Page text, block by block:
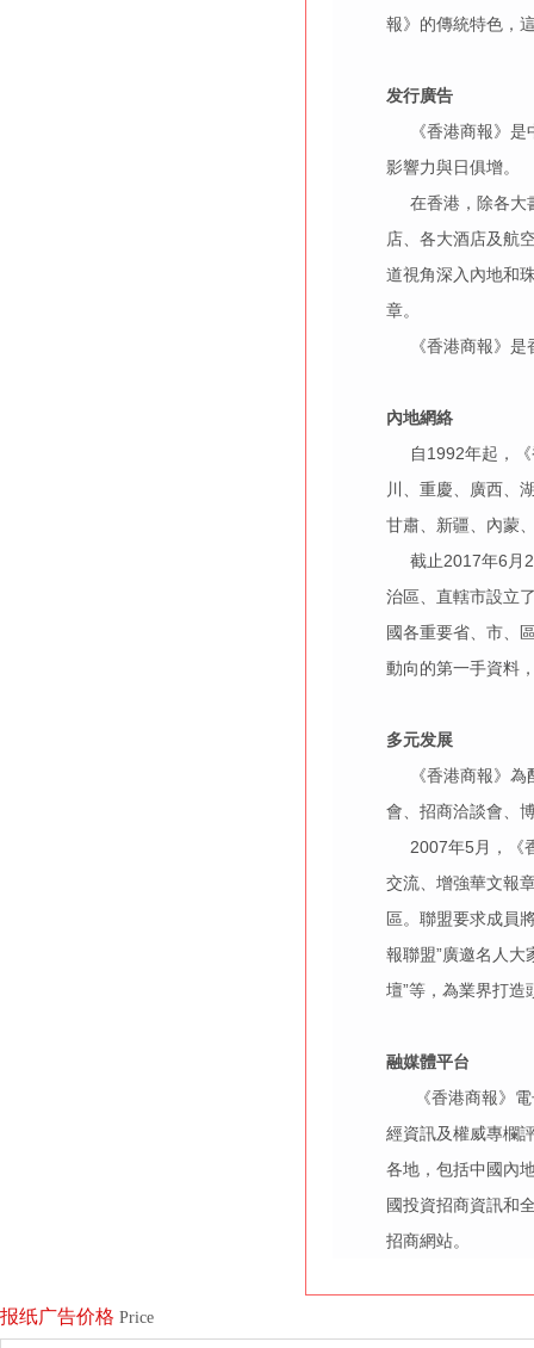
報》的傳統特色，
发行廣告
《香港商報》是
影響力與日俱增。
在香港，除各大
店、各大酒店及航
道視角深入內地和
章。
《香港商報》是
內地網絡
自1992年起，《
川、重慶、廣西、
甘肅、新疆、內蒙
截止2017年6月
治區、直轄市設立
國各重要省、市、
動向的第一手資料
多元发展
《香港商報》為
會、招商洽談會、
2007年5月，《香
交流、增強華文報
區。聯盟要求成員
報聯盟”廣邀名人大
壇”等，為業界打
融媒體平台
《香港商報》電
經資訊及權威專欄
各地，包括中國內
國投資招商資訊和
招商網站。
报纸广告价格 Price